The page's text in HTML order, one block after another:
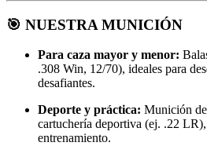
🎯 NUESTRA MUNICIÓN
Para caza mayor y menor:
.308 Win, 12/70), ideales para
desafiantes.
Deporte y práctica: Munición
cartuchería deportiva (ej. .22
entrenamiento.